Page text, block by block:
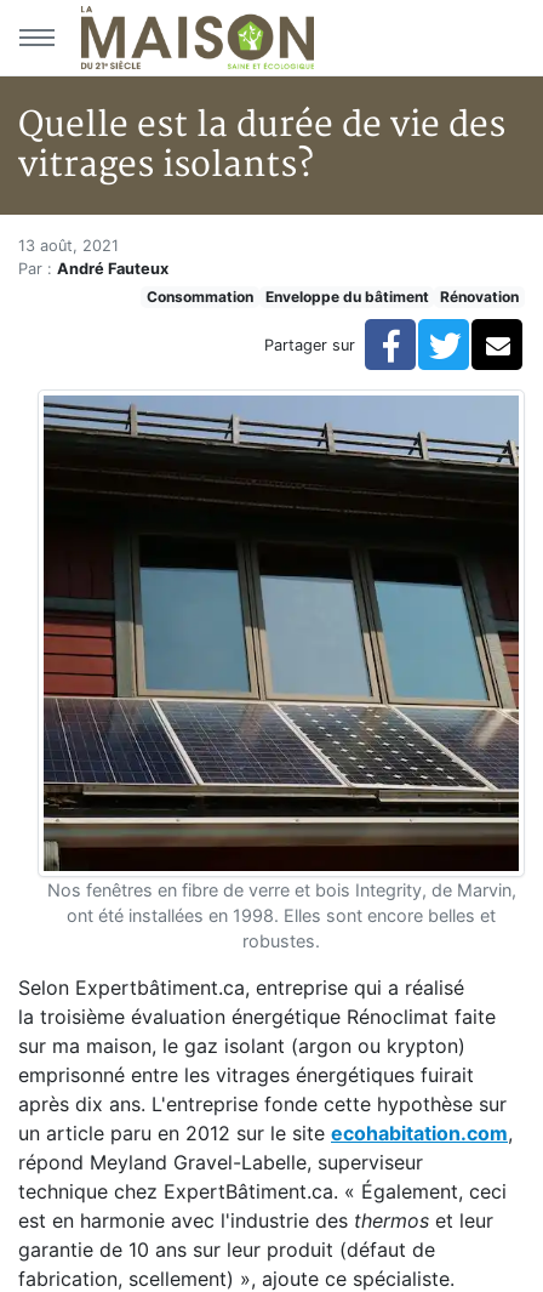
Aller au menu principal
Aller au contenu principal
Quelle est la durée de vie des
vitrages isolants?
Accueil
Articles
Consommation
Quelle est la durée de vie des vitrages isolants?
Quelle est la durée de vie des
13 août, 2021
Par : André Fauteux
Consommation
Enveloppe du bâtiment Rénovation
Partager sur Facebook
Nos fenêtres en fibre de verre et bois Integrity, de Marvin,
ont été installées en 1998. Elles sont encore belles et
robustes.
Selon Expertbâtiment.ca, entreprise qui a réalisé
la troisième évaluation énergétique Rénoclimat faite
sur ma maison, le gaz isolant (argon ou krypton)
emprisonné entre les vitrages énergétiques fuirait
après dix ans. L'entreprise fonde cette hypothèse sur
un article paru en 2012 sur le site ecohabitation.com,
répond Meyland Gravel-Labelle, superviseur
technique chez ExpertBâtiment.ca. « Également, ceci
est en harmonie avec l'industrie des thermos et leur
garantie de 10 ans sur leur produit (défaut de
fabrication, scellement) », ajoute ce spécialiste.